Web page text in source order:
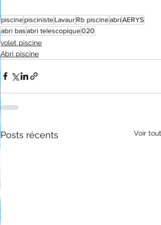
piscinepiscinisteLavaurRb piscineabriAERYS
abri basabri telescopique020
volet piscine
Abri piscine
Posts récents Voir tout